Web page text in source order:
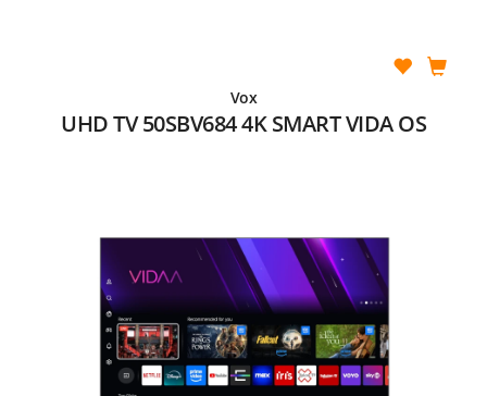
Vox
UHD TV 50SBV684 4K SMART VIDA OS